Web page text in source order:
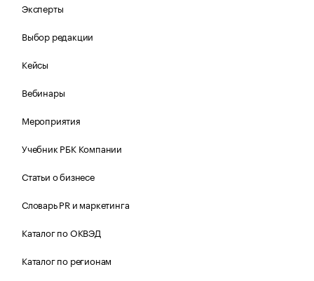
Эксперты
Выбор редакции
Кейсы
Вебинары
Мероприятия
Учебник РБК Компании
Статьи о бизнесе
Словарь PR и маркетинга
Каталог по ОКВЭД
Каталог по регионам